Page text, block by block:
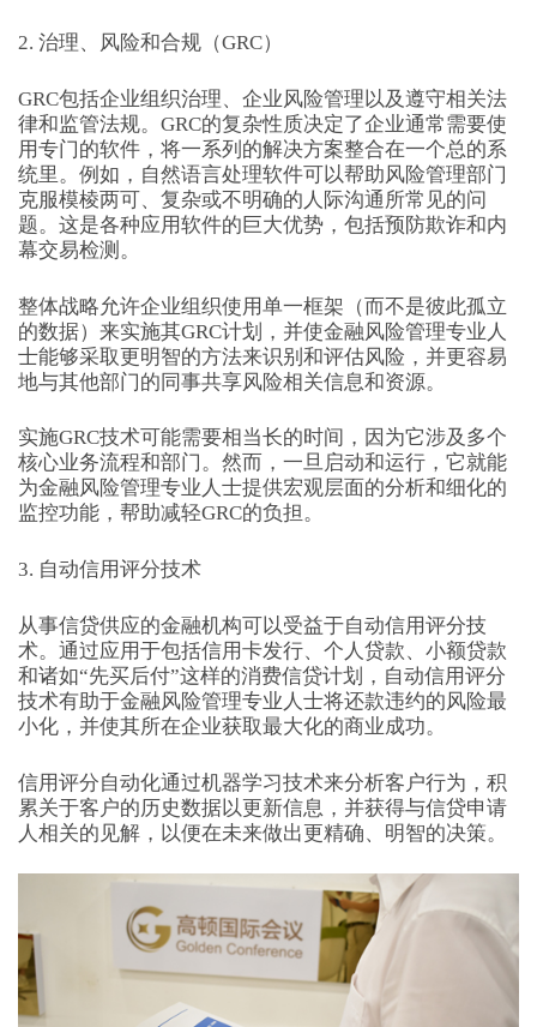
2. 治理、风险和合规（GRC）
GRC包括企业组织治理、企业风险管理以及遵守相关法
律和监管法规。GRC的复杂性质决定了企业通常需要使
用专门的软件，将一系列的解决方案整合在一个总的系
统里。例如，自然语言处理软件可以帮助风险管理部门
克服模棱两可、复杂或不明确的人际沟通所常见的问
题。这是各种应用软件的巨大优势，包括预防欺诈和内
幕交易检测。
整体战略允许企业组织使用单一框架（而不是彼此孤立
的数据）来实施其GRC计划，并使金融风险管理专业人
士能够采取更明智的方法来识别和评估风险，并更容易
地与其他部门的同事共享风险相关信息和资源。
实施GRC技术可能需要相当长的时间，因为它涉及多个
核心业务流程和部门。然而，一旦启动和运行，它就能
为金融风险管理专业人士提供宏观层面的分析和细化的
监控功能，帮助减轻GRC的负担。
3. 自动信用评分技术
从事信贷供应的金融机构可以受益于自动信用评分技
术。通过应用于包括信用卡发行、个人贷款、小额贷款
和诸如“先买后付”这样的消费信贷计划，自动信用评分
技术有助于金融风险管理专业人士将还款违约的风险最
小化，并使其所在企业获取最大化的商业成功。
信用评分自动化通过机器学习技术来分析客户行为，积
累关于客户的历史数据以更新信息，并获得与信贷申请
人相关的见解，以便在未来做出更精确、明智的决策。